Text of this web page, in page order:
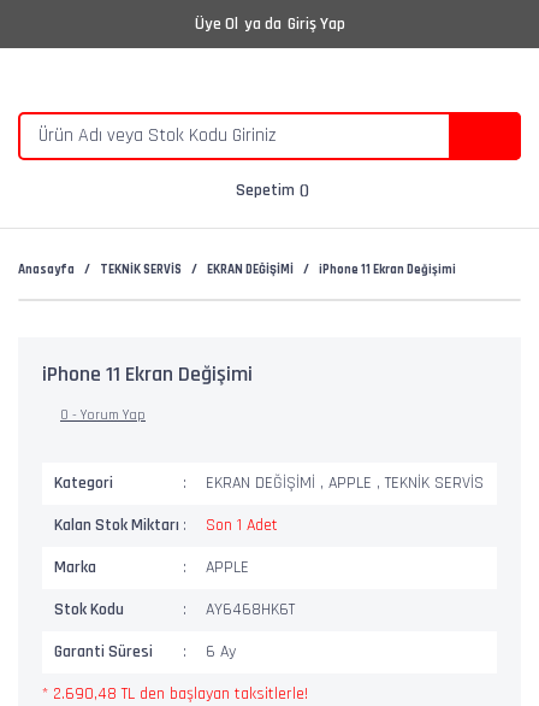
Üye Ol ya da Giriş Yap
Sepetim
Anasayfa TEKNİK SERVİS EKRAN DEĞİŞİMİ iPhone 11 Ekran Değişimi
iPhone 11 Ekran Değişimi
0 - Yorum Yap
Kategori EKRAN DEĞİŞİMİ ,APPLE ,TEKNİK SERVİS
Kalan Stok Miktarı
Son 1 Adet
Marka
APPLE
Stok Kodu
AY6468HK6T
Garanti Süresi
6 Ay
* 2.690,48 TL den başlayan taksitlerle!